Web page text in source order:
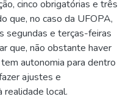
cinco obrigatórias e três
que, no caso da UFOPA,
segundas e terças-feiras
que, não obstante haver
autonomia para dentro
ajustes e
realidade local.